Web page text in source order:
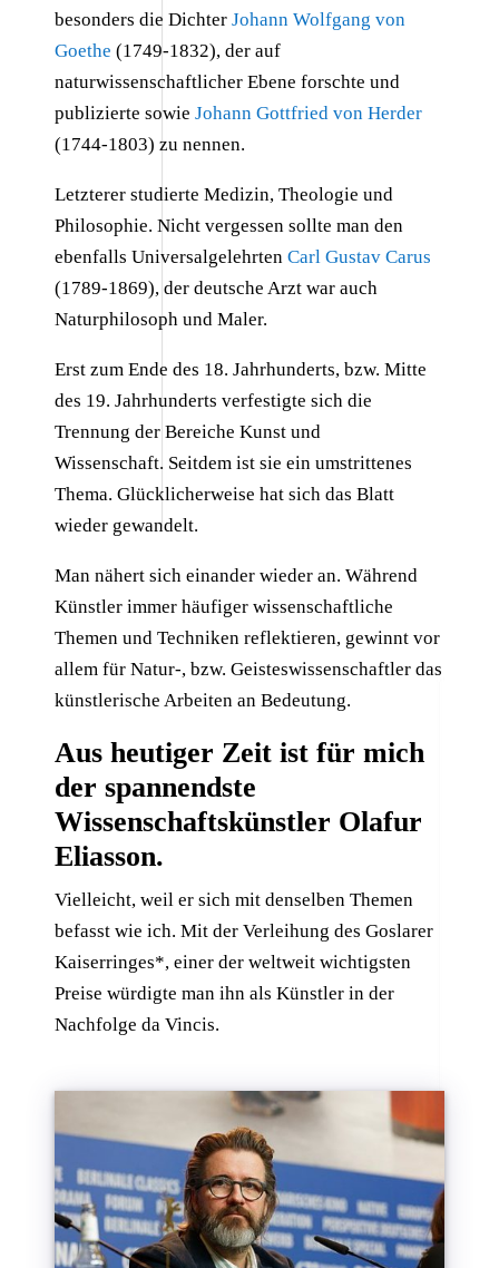
besonders die Dichter Johann Wolfgang von
Goethe (1749-1832), der auf
naturwissenschaftlicher Ebene forschte und
publizierte sowie Johann Gottfried von Herder
(1744-1803) zu nennen.
Letzterer studierte Medizin, Theologie und
Philosophie. Nicht vergessen sollte man den
ebenfalls Universalgelehrten Carl Gustav Carus
(1789-1869), der deutsche Arzt war auch
Naturphilosoph und Maler.
Erst zum Ende des 18. Jahrhunderts, bzw. Mitte
des 19. Jahrhunderts verfestigte sich die
Trennung der Bereiche Kunst und
Wissenschaft. Seitdem ist sie ein umstrittenes
Thema. Glücklicherweise hat sich das Blatt
wieder gewandelt.
Man nähert sich einander wieder an. Während
Künstler immer häufiger wissenschaftliche
Themen und Techniken reflektieren, gewinnt vor
allem für Natur-, bzw. Geisteswissenschaftler das
künstlerische Arbeiten an Bedeutung.
Aus heutiger Zeit ist für mich
der spannendste
Wissenschaftskünstler Olafur
Eliasson.
Vielleicht, weil er sich mit denselben Themen
befasst wie ich. Mit der Verleihung des Goslarer
Kaiserringes*, einer der weltweit wichtigsten
Preise würdigte man ihn als Künstler in der
Nachfolge da Vincis.